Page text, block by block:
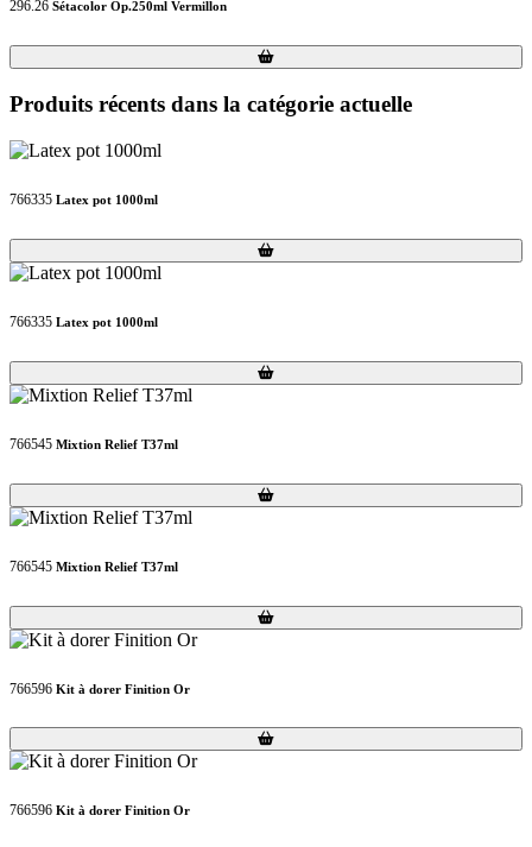
296.26 Sétacolor Op.250ml Vermillon
Loading...
Loading...
Produits récents dans la catégorie actuelle
766335 Latex pot 1000ml
Loading...
Loading...
766335 Latex pot 1000ml
Loading...
Loading...
766545 Mixtion Relief T37ml
Loading...
Loading...
766545 Mixtion Relief T37ml
Loading...
Loading...
766596 Kit à dorer Finition Or
Loading...
Loading...
766596 Kit à dorer Finition Or